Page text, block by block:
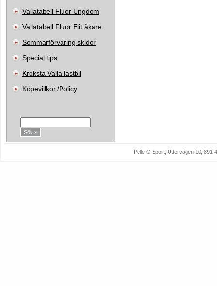
Vallatabell Fluor Ungdom
Vallatabell Fluor Elit åkare
Sommarförvaring skidor
Special tips
Kroksta Valla lastbil
Köpevillkor./Policy
Pelle G Sport, Uttervägen 10, 891